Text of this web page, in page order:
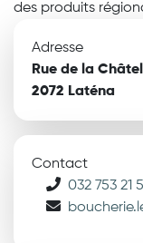
des produits
Adresse
Rue de la
2072 Laténa
Contact
032 753 21